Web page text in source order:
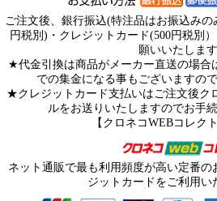
ご注文後、銀行振込(特注品はお振込み
円税別)・クレジットカード(500円税別
願いいたします
★代金引換は商品がメーカー直送の場合
での集金になる事もございますの
★クレジットカード支払いはご注文後ク
ルをお送りいたしますのでお手
【クロネコWEBコレク
ネット通販で最も利用頻度が高い定番
ジットカードをご利用い